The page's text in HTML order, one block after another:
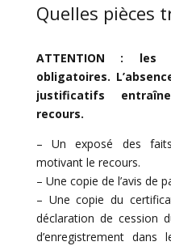
Quelles pièces
ATTENTION : les
obligatoires.
justificatifs
recours.
– Un exposé des
motivant le recours.
– Une copie de l’avis de
– Une copie du
déclaration de cession
d’enregistrement dans